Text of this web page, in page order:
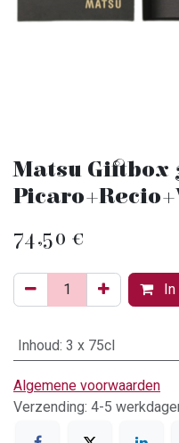
Matsu Giftbox
74,50 €
Inhoud: 3 x 75cl
Algemene voorwaarden
Verzending: 4-5